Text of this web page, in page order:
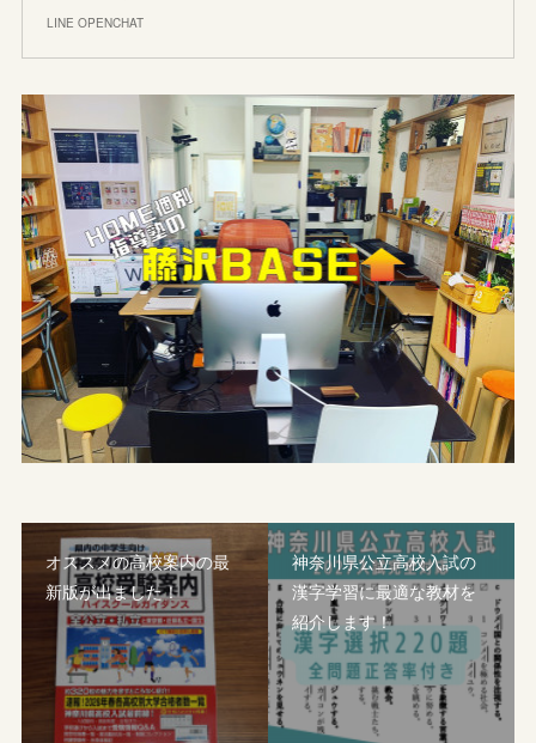
LINE OPENCHAT
オススメの高校案内の最
新版が出ました！
神奈川県公立高校入試の
漢字学習に最適な教材を
紹介します！